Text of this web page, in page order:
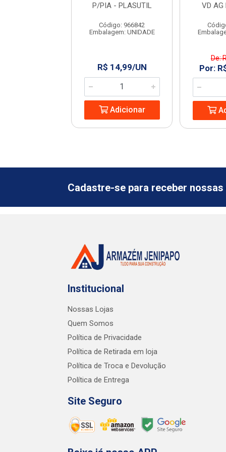
P/PIA - PLASUTIL
Código: 966842
Embalagem: UNIDADE
R$ 14,99/UN
Adicionar
VD AG
De:
Por:
Cadastre-se para receber
Institucional
Nossas Lojas
Quem Somos
Política de Privacidade
Política de Retirada em loja
Política de Troca e Devolução
Política de Entrega
Site Seguro